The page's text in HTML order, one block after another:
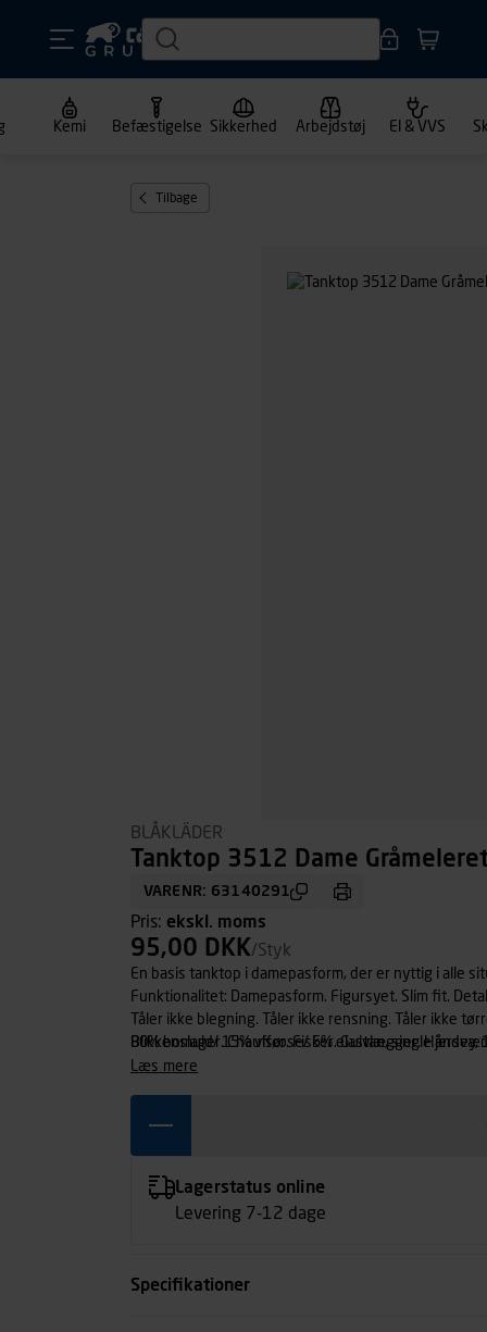
Kemi Befæstigelse Sikkerhed Arbejdstøj El & VVS
Tilbage
BLÅKLÄDER
Tanktop 3512 Dame
VARENR: 63140291
Pris: ekskl. moms
95,00 DKK/Styk
En basis tanktop i damepasform, der er nyttig i alle
Funktionalitet: Damepasform. Figursyet. Slim fit.
Tåler ikke blegning. Tåler ikke rensning. Tåler ikke
Blikkenslager. Chauffør. Fisker. Gulvlægger.
Maler. Mekaniker. Murer/Fliselægger.
80% bomuld/ 15% viscose/ 5% elastan, single jersey,
læs mere
Lagerstatus online
Levering 7-12 dage
Specifikationer